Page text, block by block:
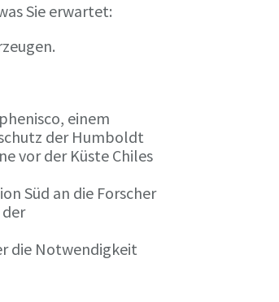
Sie erwartet:
einem
der Humboldt
vor der Küste Chiles
Süd an die Forscher
die Notwendigkeit